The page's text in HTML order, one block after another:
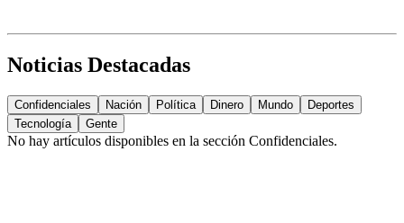
Noticias Destacadas
Confidenciales Nación Política Dinero Mundo
Deportes
Tecnología
Gente
No hay artículos disponibles en la sección Confidenciales.